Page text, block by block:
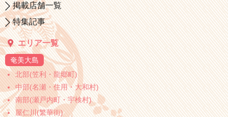
掲載店舗一覧
特集記事
エリア一覧
奄美大島
北部(笠利・龍郷町)
中部(名瀬・住用・大和村)
南部(瀬戸内町・宇検村)
屋仁川(繁華街)